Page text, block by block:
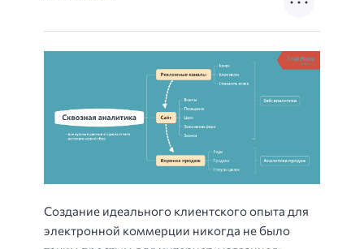
Создание идеального клиентского опыта для
электронной коммерции никогда не было